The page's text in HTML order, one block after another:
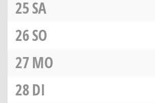
25SA
26SO
27MO
28DI